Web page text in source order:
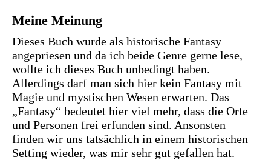
Meine Meinung
Dieses Buch wurde als historische Fantasy
angepriesen und da ich beide Genre gerne lese,
wollte ich dieses Buch unbedingt haben.
Allerdings darf man sich hier kein Fantasy mit
Magie und mystischen Wesen erwarten. Das
„Fantasy“ bedeutet hier viel mehr, dass die Orte
und Personen frei erfunden sind. Ansonsten
finden wir uns tatsächlich in einem historischen
Setting wieder, was mir sehr gut gefallen hat.